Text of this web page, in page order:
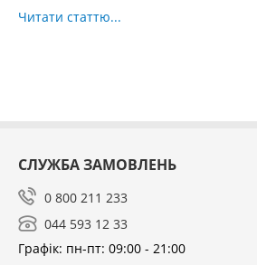
Читати статтю...
СЛУЖБА ЗАМОВЛЕНЬ
0 800 211 233
044 593 12 33
Графік: пн-пт: 09:00 - 21:00